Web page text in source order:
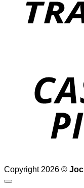
Copyright 2026 ©